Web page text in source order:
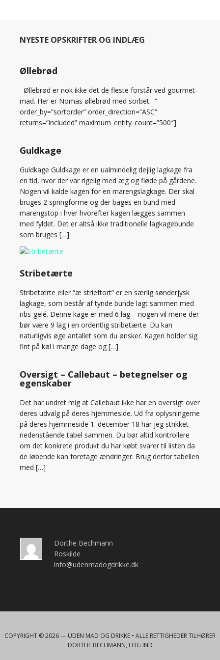
NYESTE OPSKRIFTER OG INDLÆG
Øllebrød
Øllebrød er nok ikke det de fleste forstår ved gourmet-
mad. Her er Nomas øllebrød med sorbet. ”
order_by=”sortorder” order_direction=”ASC”
returns=”included” maximum_entity_count=”500″]
Guldkage
Guldkage Guldkage er en ualmindelig dejlig lagkage fra
en tid, hvor der var rigelig med æg og fløde på gårdene.
Nogen vil kalde kagen for en marengslagkage. Der skal
bruges 2 springforme og der bages en bund med
marengstop i hver hvorefter kagen lægges sammen
med fyldet. Det er altså ikke traditionelle lagkagebunde
som bruges […]
Stribetærte
Stribetærte eller “æ strieftort” er en særlig sønderjysk
lagkage, som består af tynde bunde lagt sammen med
ribs-gelé. Denne kage er med 6 lag – nogen vil mene der
bør være 9 lag i en ordentlig stribetærte. Du kan
naturligvis øge antallet som du ønsker. Kagen holder sig
fint på køl i mange dage og […]
Oversigt – Callebaut – betegnelser og
egenskaber
Det har undret mig at Callebaut ikke har en oversigt over
deres udvalg på deres hjemmeside. Ud fra oplysningerne
på deres hjemmeside 1. december 18 har jeg strikket
nedenstående tabel sammen. Du bør altid kontrollere
om det konkrete produkt du har købt svarer til listen da
de løbende kan foretage ændringer. Brug derfor tabellen
med […]
Dorthe Bechmann
Roskilde
info@udenmadogdrikke.dk
COPYRIGHT © 2026 — UDEN MAD OG DRIKKE • ALLE RETTIGHEDER TILHØRER
DORTHE BECHMANN, LOG IND